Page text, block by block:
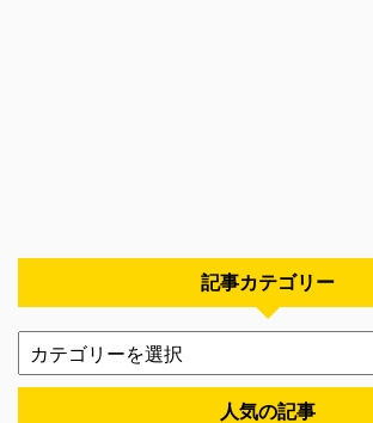
記事カテゴリー
人気の記事